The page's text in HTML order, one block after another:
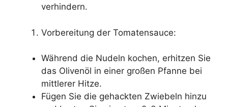
verhindern.
Vorbereitung der Tomatensauce:
Während die Nudeln kochen, erhitzen Sie
das Olivenöl in einer großen Pfanne bei
mittlerer Hitze.
Fügen Sie die gehackten Zwiebeln hinzu